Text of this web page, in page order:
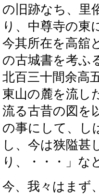
の旧跡なち、里
り、中尊寺の東
今其所在を高舘
の古城書を考ふ
北百三十間余高
東山の麓を流し
流る古昔の図を
の事にして、し
し、今は狭隘甚
り、・・・」な
今、我々はまず